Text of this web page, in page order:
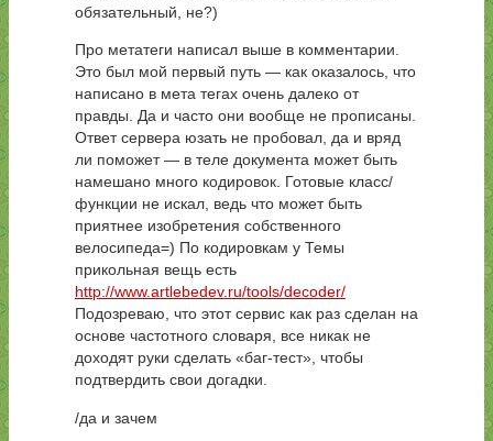
обязательный, не?)
Про метатеги написал выше в комментарии.
Это был мой первый путь — как оказалось, что
написано в мета тегах очень далеко от
правды. Да и часто они вообще не прописаны.
Ответ сервера юзать не пробовал, да и вряд
ли поможет — в теле документа может быть
намешано много кодировок. Готовые класс/
функции не искал, ведь что может быть
приятнее изобретения собственного
велосипеда=) По кодировкам у Темы
прикольная вещь есть
http://www.artlebedev.ru/tools/decoder/
Подозреваю, что этот сервис как раз сделан на
основе частотного словаря, все никак не
доходят руки сделать «баг-тест», чтобы
подтвердить свои догадки.
/да и зачем